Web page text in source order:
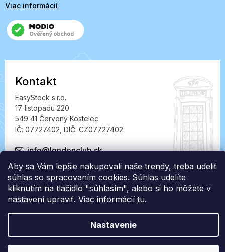
Aby sa Vám lepšie nakupovali naše trendy, treba udeliť
súhlas so spracovaním cookies. Súhlas udelíte
kliknutím na tlačidlo "súhlasím", alebo si ho môžete v
nastavení upraviť. Viac informácií tu.
Nastavenie
Viac informácií
Kontakt
EasyStock s.r.o.
17. listopadu 220
549 41 Červený Kostelec
IČ: 07727402, DIČ: CZ07727402
info@londonclub.sk
Vytvoril Shoptet Premium
LondonClub.sk. Všetky práva vyhradené.